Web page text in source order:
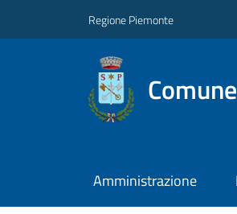
Regione Piemonte
Amministrazione